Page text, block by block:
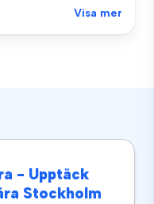
Visa mer
- Upptäck
Stockholm